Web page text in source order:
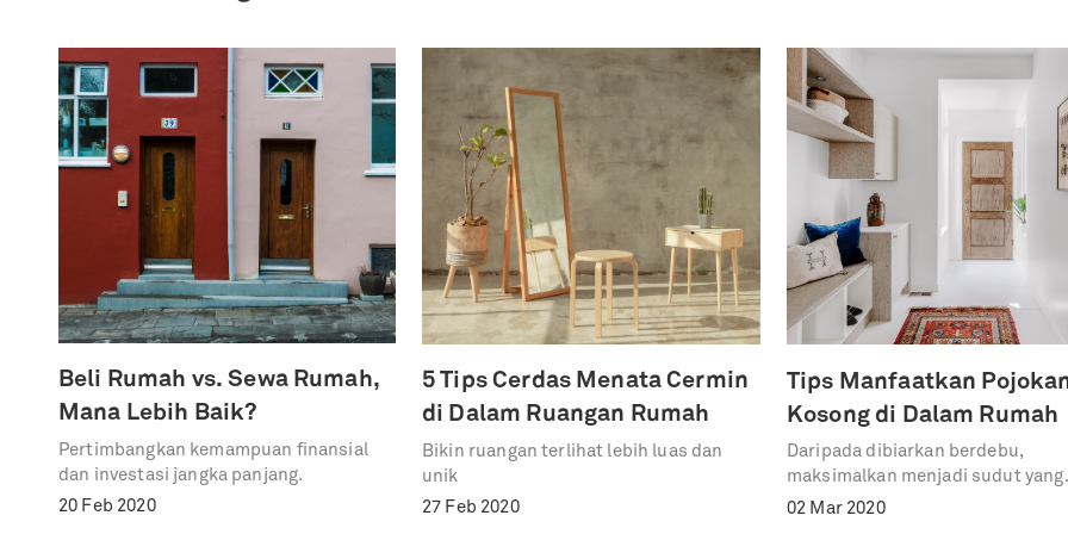
Beli Rumah vs. Sewa Rumah,
Mana Lebih Baik?
Pertimbangkan kemampuan finansial
dan investasi jangka panjang.
20 Feb 2020
5 Tips Cerdas Menata Cermin
di Dalam Ruangan Rumah
Bikin ruangan terlihat lebih luas dan
unik
27 Feb 2020
Tips Manfaatkan
Kosong di Dalam Rumah
Daripada dibiarkan berdebu,
maksimalkan menjadi sudut yang
berguna
02 Mar 2020